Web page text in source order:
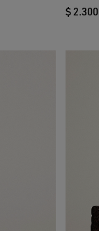
$ 2.300